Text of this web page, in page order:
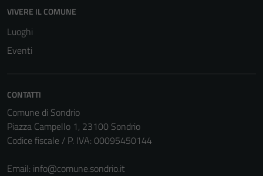
VIVERE IL COMUNE
Luoghi
Eventi
CONTATTI
Comune di Sondrio
Piazza Campello 1, 23100 Sondrio
Codice fiscale / P. IVA: 00095450144
Email: info@comune.sondrio.it
funzionamento
Questi cookie